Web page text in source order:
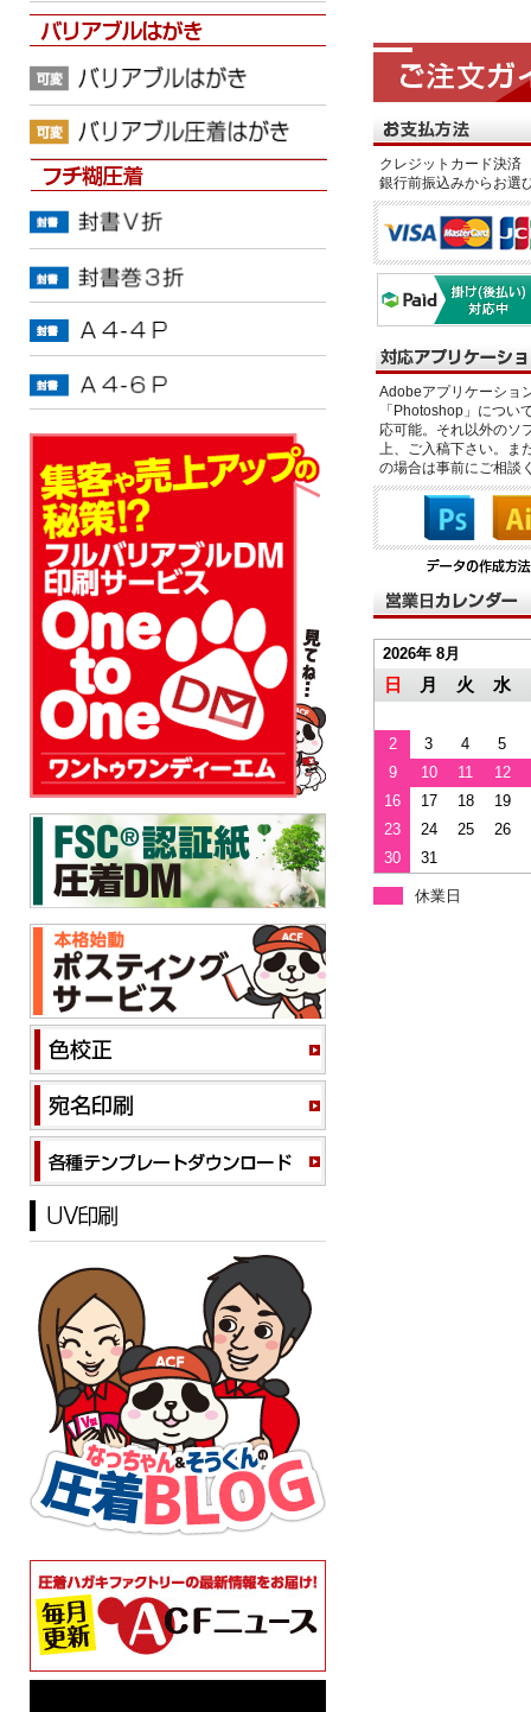
クレジットカード決
銀行前振込みからお選
Adobeアプリケーショ
「Photoshop」につい
応可能。それ以外のソ
上、ご入稿下さい。ま
の場合は事前にご相談
2026年 8月
日 月 火 水
2 3 4
5
9
10 11
12
16
17 18
19
23
24 25
26
30
31
休業日